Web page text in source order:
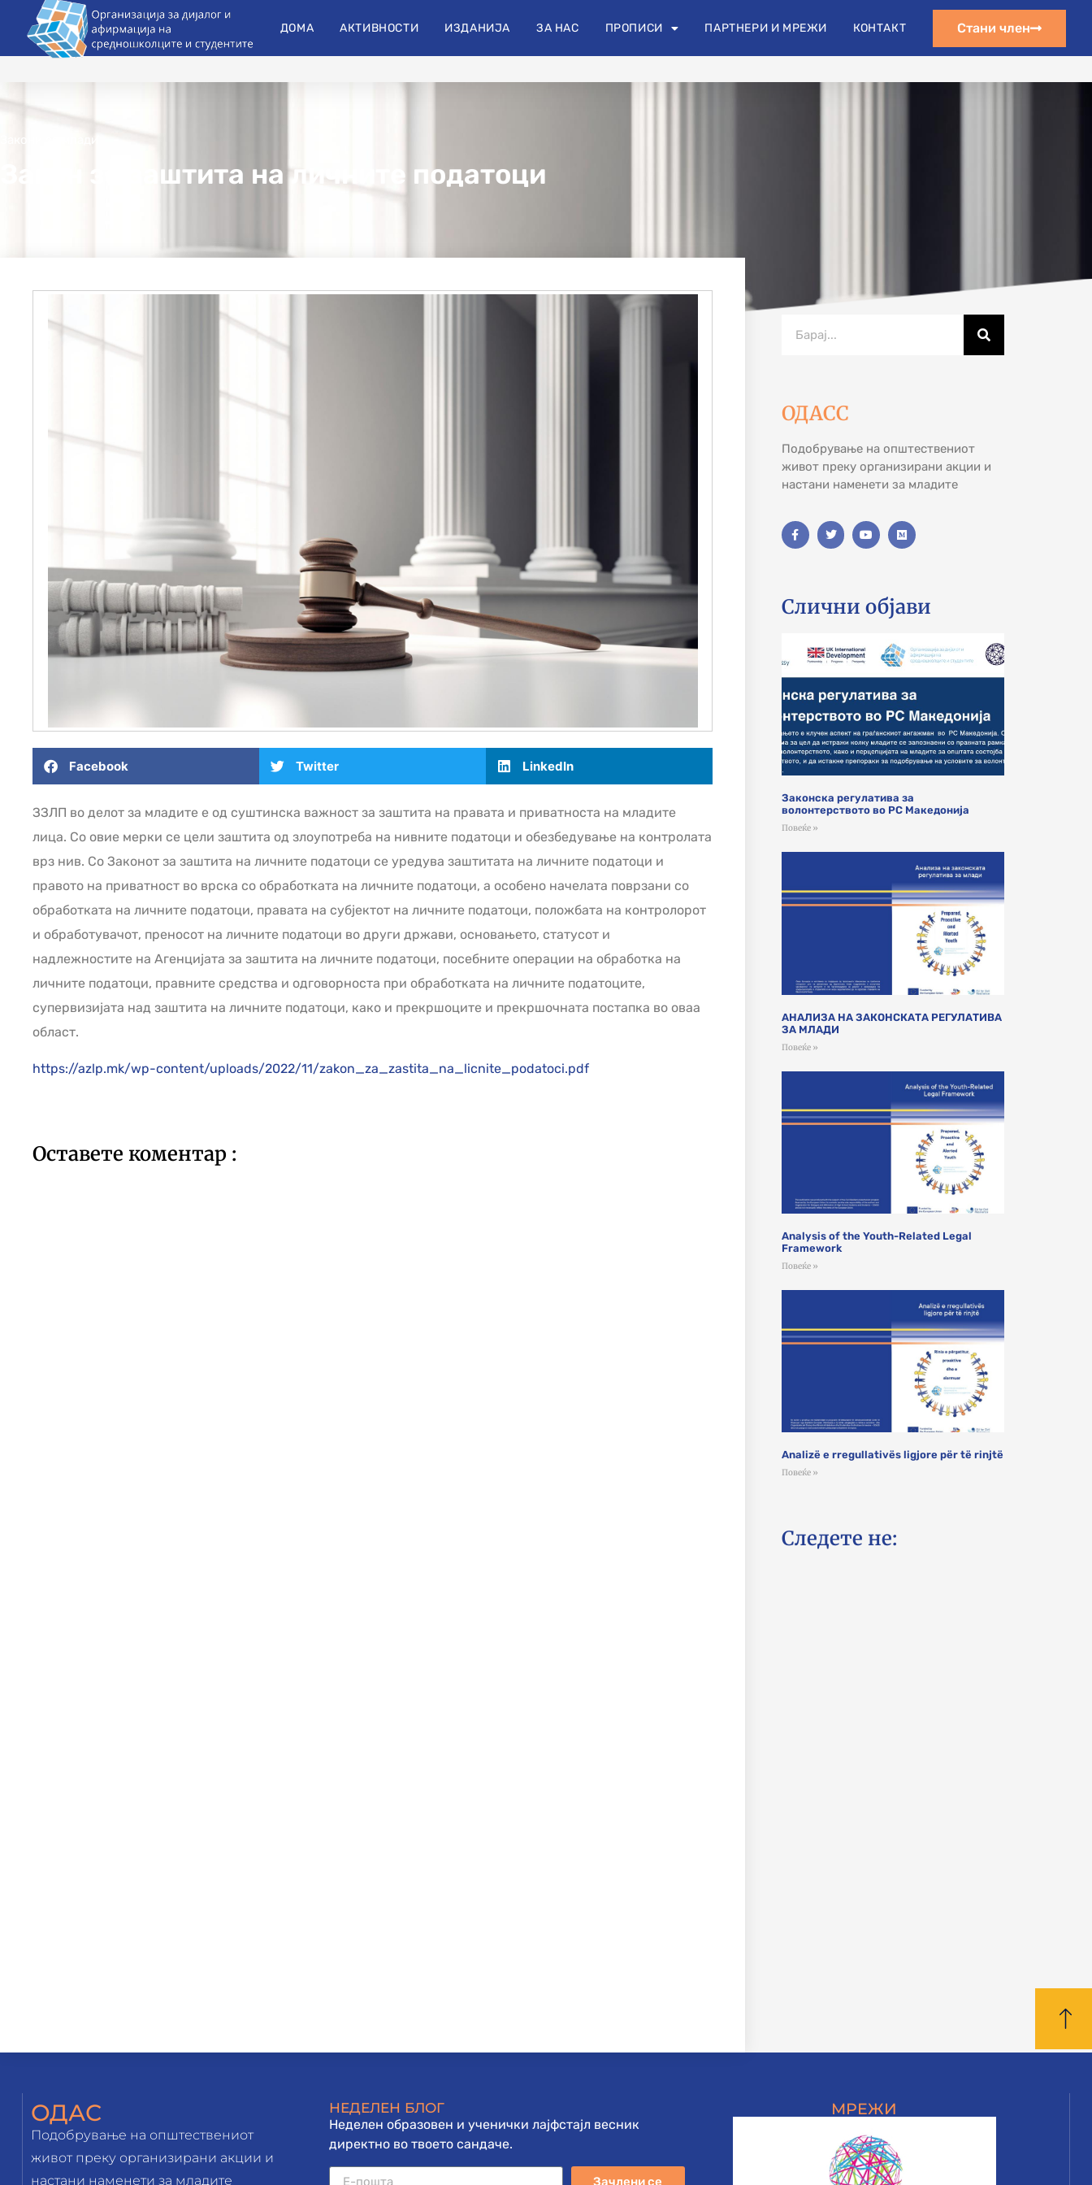
ДОМА АКТИВНОСТИ ИЗДАНИЈА ЗА НАС ПРОПИСИ ПАРТНЕРИ И МРЕЖИ КОНТАКТ Стани член
Закони за млади
Закон за заштита на личните податоци
Facebook Twitter LinkedIn
ЗЗЛП во делот за младите е од суштинска важност за заштита на правата и приватноста на младите
лица. Со овие мерки се цели заштита од злоупотреба на нивните податоци и обезбедување на контролата
врз нив. Со Законот за заштита на личните податоци се уредува заштитата на личните податоци и
правото на приватност во врска со обработката на личните податоци, а особено начелата поврзани со
обработката на личните податоци, правата на субјектот на личните податоци, положбата на контролорот
и обработувачот, преносот на личните податоци во други држави, основањето, статусот и
надлежностите на Агенцијата за заштита на личните податоци, посебните операции на обработка на
личните податоци, правните средства и одговорноста при обработката на личните податоците,
супервизијата над заштита на личните податоци, како и прекршоците и прекршочната постапка во оваа
област.
https://azlp.mk/wp-content/uploads/2022/11/zakon_za_zastita_na_licnite_podatoci.pdf
Оставете коментар :
ОДАСС
Подобрување на општествениот
живот преку организирани акции и
настани наменети за младите
Слични објави
Законска регулатива за
волонтерството во РС Македонија
Повеќе »
АНАЛИЗА НА ЗАКОНСКАТА РЕГУЛАТИВА
ЗА МЛАДИ
Повеќе »
Analysis of the Youth-Related Legal
Framework
Повеќе »
Analizë e rregullativës ligjore për të rinjtë
Повеќе »
Следете не:
ОДАС
Подобрување на општествениот
живот преку организирани акции и
настани наменети за младите
НЕДЕЛЕН БЛОГ
Неделен образовен и ученички лајфстајл весник
директно во твоето сандаче.
Зачлени се
МРЕЖИ